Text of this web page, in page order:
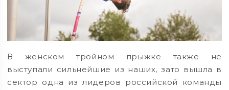
В женском тройном прыжке также не
выступали сильнейшие из наших, зато вышла в
сектор одна из лидеров российской команды